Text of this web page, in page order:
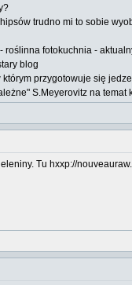
trudno mi to sobie
roślinna fotokuchnia -
blog
przygotowuje się
S.Meyerovitz na temat
Tu hxxp://